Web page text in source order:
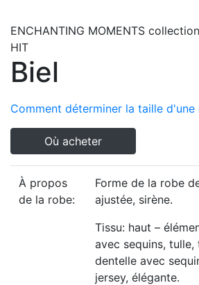
ENCHANTING MOMENTS collection
HIT
Biel
Comment déterminer la taille
Où acheter
À propos
de la robe:
Forme de la robe
ajustée, sirène.
Tissu: haut –
avec sequins, tulle,
dentelle avec
jersey, élégante.